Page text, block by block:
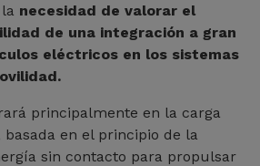
necesidad de valorar el
de una integración a gran
eléctricos en los sistemas
principalmente en la carga
en el principio de la
sin contacto para propulsar